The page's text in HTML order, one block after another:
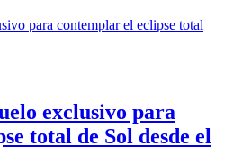
exclusivo para
total de Sol desde el